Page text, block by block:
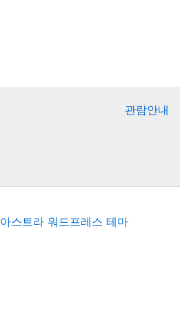
관람안내
아스트라 워드프레스 테마